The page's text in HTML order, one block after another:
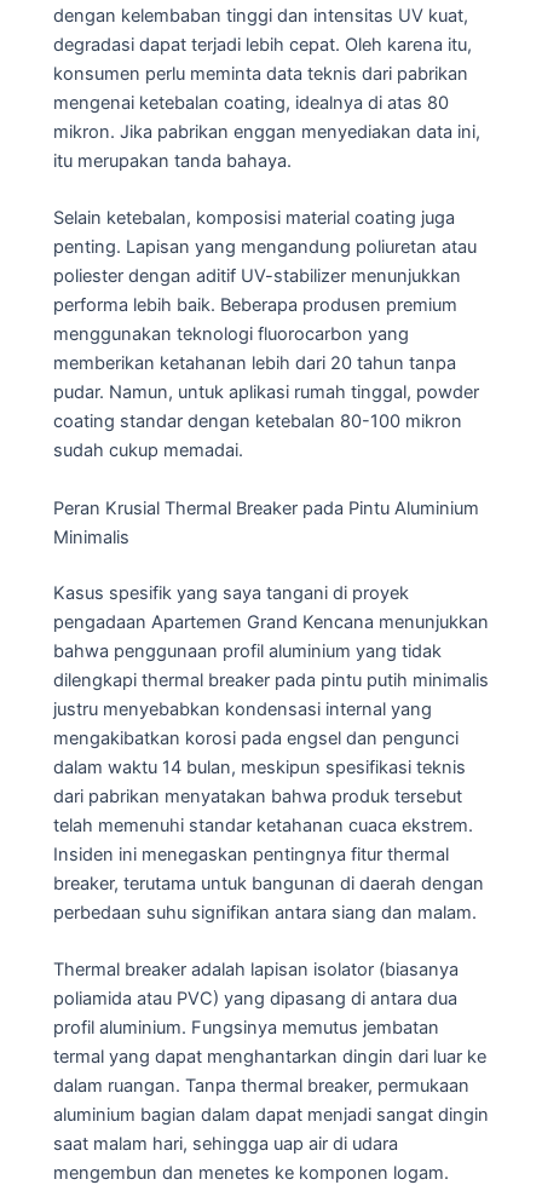
dengan kelembaban tinggi dan intensitas UV kuat,
degradasi dapat terjadi lebih cepat. Oleh karena itu,
konsumen perlu meminta data teknis dari pabrikan
mengenai ketebalan coating, idealnya di atas 80
mikron. Jika pabrikan enggan menyediakan data ini,
itu merupakan tanda bahaya.
Selain ketebalan, komposisi material coating juga
penting. Lapisan yang mengandung poliuretan atau
poliester dengan aditif UV-stabilizer menunjukkan
performa lebih baik. Beberapa produsen premium
menggunakan teknologi fluorocarbon yang
memberikan ketahanan lebih dari 20 tahun tanpa
pudar. Namun, untuk aplikasi rumah tinggal, powder
coating standar dengan ketebalan 80-100 mikron
sudah cukup memadai.
Peran Krusial Thermal Breaker pada Pintu Aluminium
Minimalis
Kasus spesifik yang saya tangani di proyek
pengadaan Apartemen Grand Kencana menunjukkan
bahwa penggunaan profil aluminium yang tidak
dilengkapi thermal breaker pada pintu putih minimalis
justru menyebabkan kondensasi internal yang
mengakibatkan korosi pada engsel dan pengunci
dalam waktu 14 bulan, meskipun spesifikasi teknis
dari pabrikan menyatakan bahwa produk tersebut
telah memenuhi standar ketahanan cuaca ekstrem.
Insiden ini menegaskan pentingnya fitur thermal
breaker, terutama untuk bangunan di daerah dengan
perbedaan suhu signifikan antara siang dan malam.
Thermal breaker adalah lapisan isolator (biasanya
poliamida atau PVC) yang dipasang di antara dua
profil aluminium. Fungsinya memutus jembatan
termal yang dapat menghantarkan dingin dari luar ke
dalam ruangan. Tanpa thermal breaker, permukaan
aluminium bagian dalam dapat menjadi sangat dingin
saat malam hari, sehingga uap air di udara
mengembun dan menetes ke komponen logam.